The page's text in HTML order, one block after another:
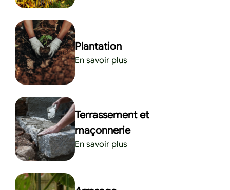
Plantation
En savoir plus
Terrassement et
maçonnerie
En savoir plus